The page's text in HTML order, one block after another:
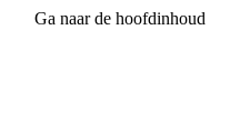
Ga naar de hoofdinhoud